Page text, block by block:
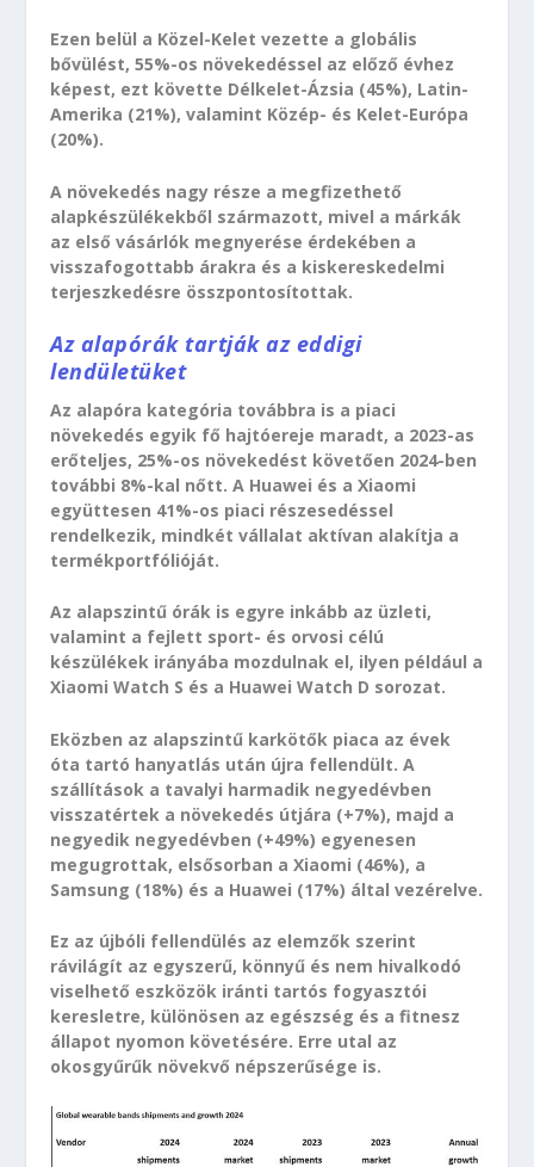
Ezen belül a Közel-Kelet vezette a globális
bővülést, 55%-os növekedéssel az előző évhez
képest, ezt követte Délkelet-Ázsia (45%), Latin-
Amerika (21%), valamint Közép- és Kelet-Európa
(20%).
A növekedés nagy része a megfizethető
alapkészülékekből származott, mivel a márkák
az első vásárlók megnyerése érdekében a
visszafogottabb árakra és a kiskereskedelmi
terjeszkedésre összpontosítottak.
Az alapórák tartják az eddigi
lendületüket
Az alapóra kategória továbbra is a piaci
növekedés egyik fő hajtóereje maradt, a 2023-as
erőteljes, 25%-os növekedést követően 2024-ben
további 8%-kal nőtt. A Huawei és a Xiaomi
együttesen 41%-os piaci részesedéssel
rendelkezik, mindkét vállalat aktívan alakítja a
termékportfólióját.
Az alapszintű órák is egyre inkább az üzleti,
valamint a fejlett sport- és orvosi célú
készülékek irányába mozdulnak el, ilyen például a
Xiaomi Watch S és a Huawei Watch D sorozat.
Eközben az alapszintű karkötők piaca az évek
óta tartó hanyatlás után újra fellendült. A
szállítások a tavalyi harmadik negyedévben
visszatértek a növekedés útjára (+7%), majd a
negyedik negyedévben (+49%) egyenesen
megugrottak, elsősorban a Xiaomi (46%), a
Samsung (18%) és a Huawei (17%) által vezérelve.
Ez az újbóli fellendülés az elemzők szerint
rávilágít az egyszerű, könnyű és nem hivalkodó
viselhető eszközök iránti tartós fogyasztói
keresletre, különösen az egészség és a fitnesz
állapot nyomon követésére. Erre utal az
okosgyűrűk növekvő népszerűsége is.